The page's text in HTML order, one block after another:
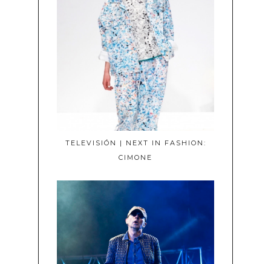
TELEVISIÓN | NEXT IN FASHION:
CIMONE